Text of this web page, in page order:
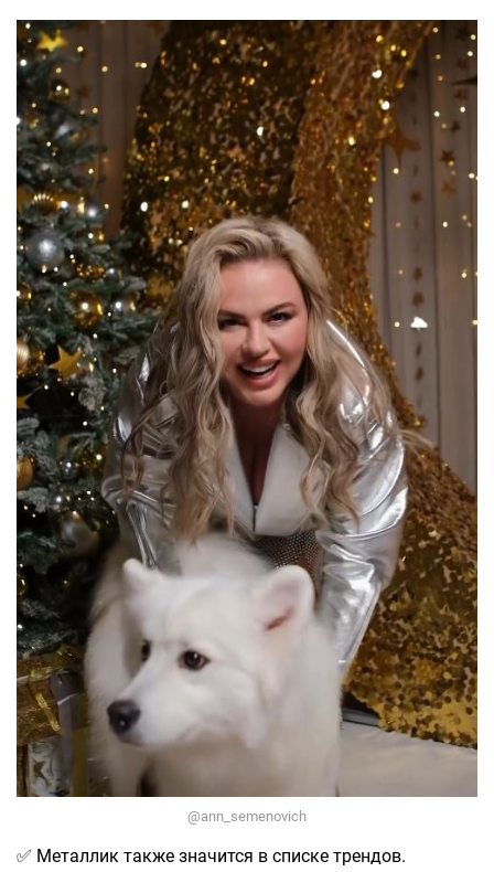
@ann_semenovich
✅ Металлик также значится в списке трендов.